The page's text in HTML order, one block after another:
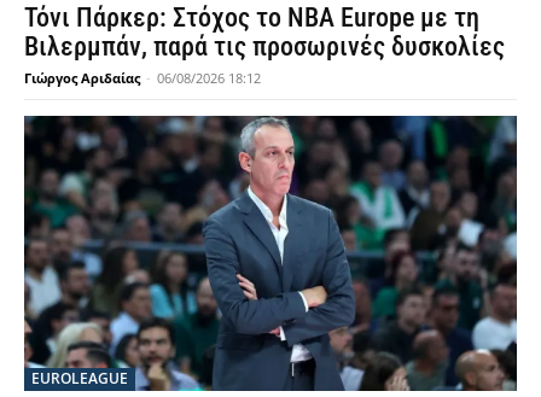
Τόνι Πάρκερ: Στόχος το NBA Europe με τη
Βιλερμπάν, παρά τις προσωρινές δυσκολίες
Γιώργος Αριδαίας - 06/08/2026 18:12
EUROLEAGUE